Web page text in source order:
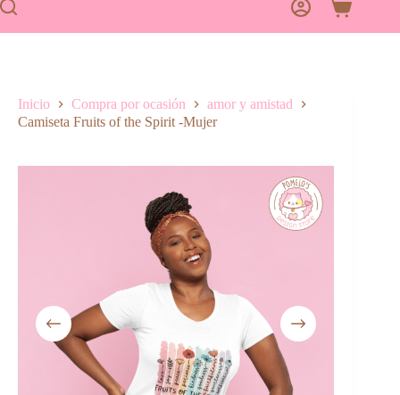
Carro
Inicio Compra por ocasión
amor y amistad
Camiseta Fruits of the Spirit -Mujer